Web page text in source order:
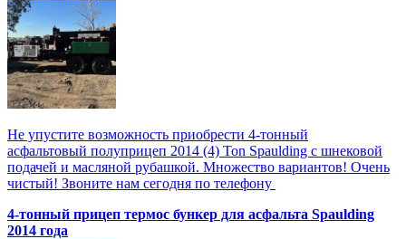
Не упустите возможность приобрести 4-тонный
асфальтовый полуприцеп 2014 (4) Ton Spaulding с шнековой
подачей и масляной рубашкой. Множество вариантов! Очень
чистый! Звоните нам сегодня по телефону
4-тонный прицеп термос бункер для асфальта Spaulding
2014 года